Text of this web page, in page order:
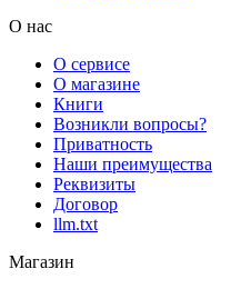
О нас
О сервисе
О магазине
Книги
Возникли вопросы?
Приватность
Наши преимущества
Реквизиты
Договор
llm.txt
Магазин